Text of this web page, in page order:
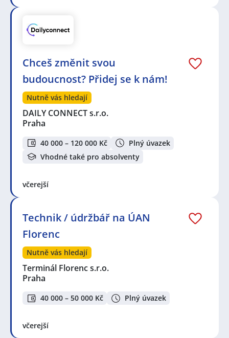
Chceš změnit svou
budoucnost? Přidej se k nám!
Nutně vás hledají
DAILY CONNECT s.r.o.
Praha
40 000 – 120 000 Kč
Plný úvazek
Vhodné také pro absolventy
včerejší
Technik / údržbář na ÚAN
Florenc
Nutně vás hledají
Terminál Florenc s.r.o.
Praha
40 000 – 50 000 Kč Plný úvazek
včerejší